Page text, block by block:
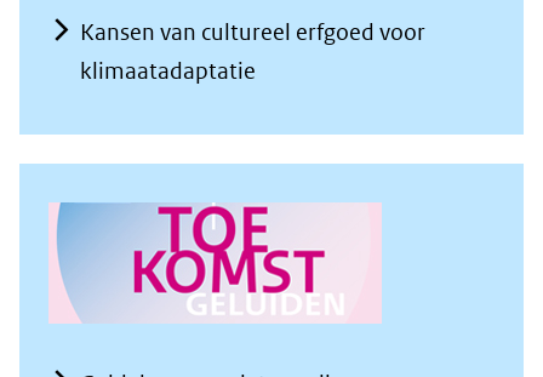
Kansen van cultureel erfgoed voor
klimaatadaptatie